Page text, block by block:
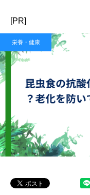
[PR]
栄養・健康